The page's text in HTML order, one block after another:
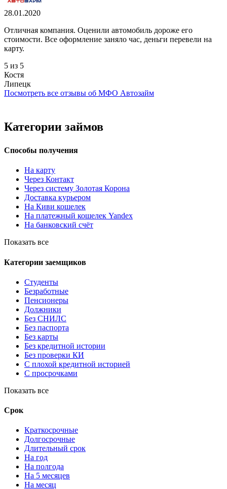
28.01.2020
Отличная компания. Оценили автомобиль дороже его
стоимости. Все оформление заняло час, деньги перевели на
карту.
5 из 5
Костя
Липецк
Посмотреть все отзывы об МФО Автозайм
Категории займов
Способы получения
На карту
Через Контакт
Через систему Золотая Корона
Доставка курьером
На Киви кошелек
На платежный кошелек Yandex
На банковский счёт
Показать все
Категории заемщиков
Студенты
Безработные
Пенсионеры
Должники
Без СНИЛС
Без паспорта
Без карты
Без кредитной истории
Без проверки КИ
С плохой кредитной историей
С просрочками
Показать все
Срок
Краткосрочные
Долгосрочные
Длительный срок
На год
На полгода
На 5 месяцев
На месяц